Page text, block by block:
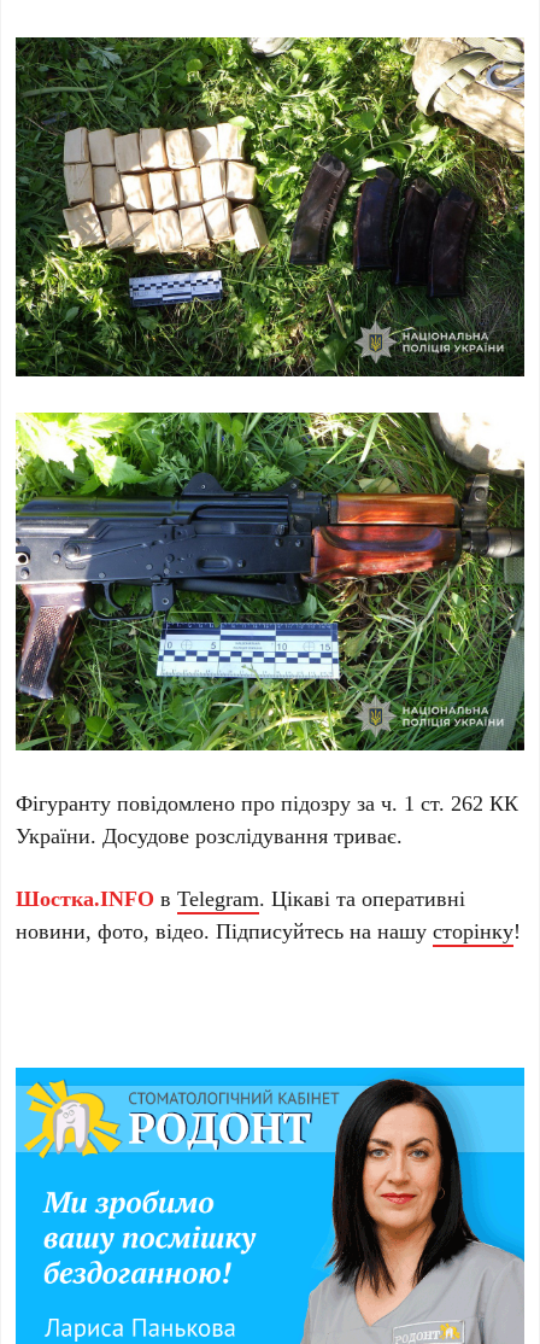
Фігуранту повідомлено про підозру за ч. 1 ст. 262 КК
України. Досудове розслідування триває.
Шостка.INFO вTelegram. Цікаві та оперативні
новини, фото, відео. Підписуйтесь на нашусторінку!